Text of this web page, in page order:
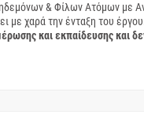
& Φίλων Ατόμων με
με χαρά την ένταξη του
και εκπαίδευσης και